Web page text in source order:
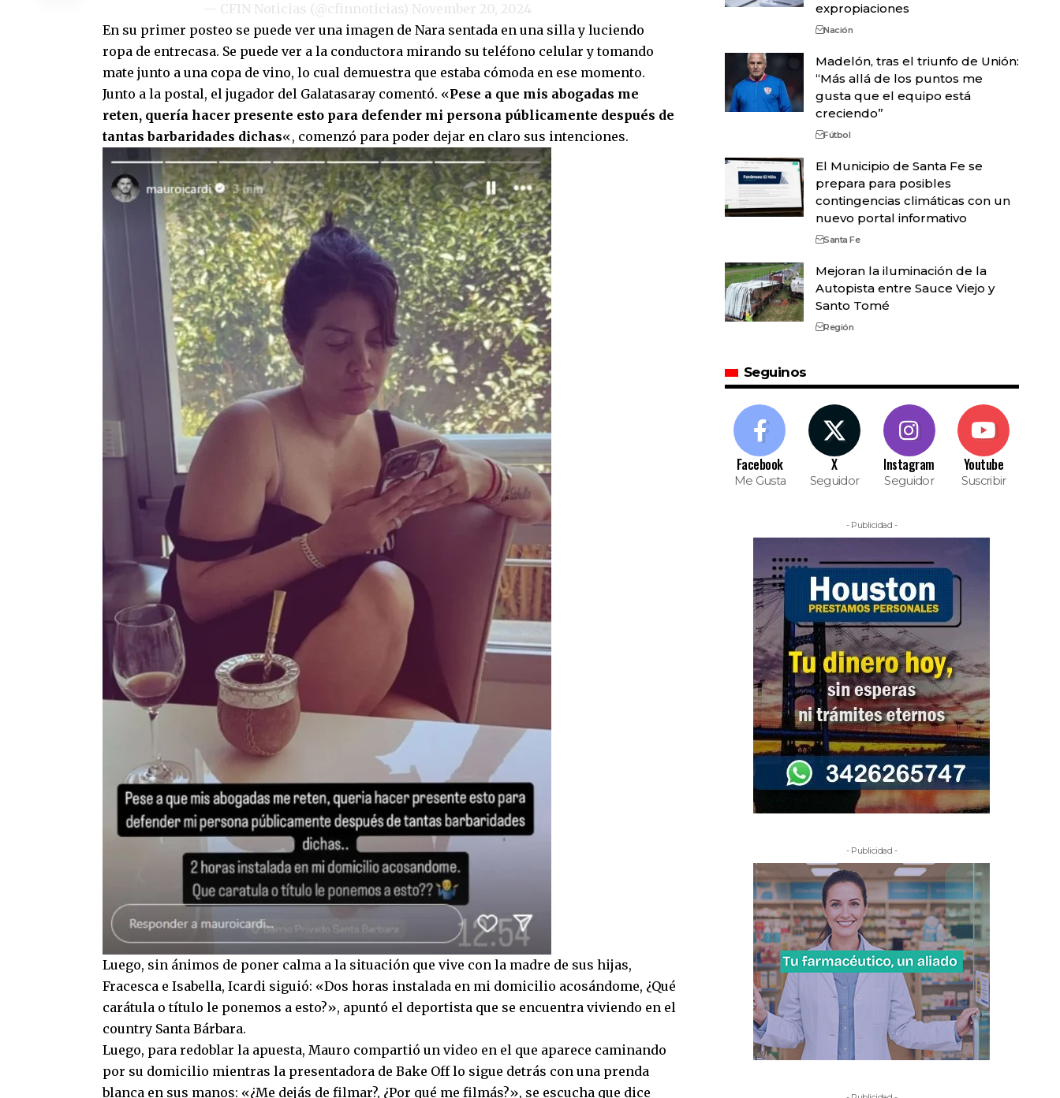
— CFIN Noticias (@cfinnoticias) November 20, 2024
En su primer posteo se puede ver una imagen de Nara sentada en una silla y luciendo
ropa de entrecasa. Se puede ver a la conductora mirando su teléfono celular y tomando
mate junto a una copa de vino, lo cual demuestra que estaba cómoda en ese momento.
Junto a la postal, el jugador del Galatasaray comentó. «Pese a que mis abogadas me
reten, quería hacer presente esto para defender mi persona públicamente después de
tantas barbaridades dichas«, comenzó para poder dejar en claro sus intenciones.
Luego, sin ánimos de poner calma a la situación que vive con la madre de sus hijas,
Fracesca e Isabella, Icardi siguió: «Dos horas instalada en mi domicilio acosándome, ¿Qué
carátula o título le ponemos a esto?», apuntó el deportista que se encuentra viviendo en el
country Santa Bárbara.
Luego, para redoblar la apuesta, Mauro compartió un video en el que aparece caminando
por su domicilio mientras la presentadora de Bake Off lo sigue detrás con una prenda
blanca en sus manos: «¿Me dejás de filmar?, ¿Por qué me filmás?», se escucha que dice
expropiaciones
Nación
Madelón, tras el triunfo de Unión:
“Más allá de los puntos me
gusta que el equipo está
creciendo”
Fútbol
El Municipio de Santa Fe se
prepara para posibles
contingencias climáticas con un
nuevo portal informativo
Santa Fe
Mejoran la iluminación de la
Autopista entre Sauce Viejo y
Santo Tomé
Región
Seguinos
Facebook
Me Gusta
X
Seguidor
Instagram
Seguidor
Youtube
Suscribir
- Publicidad -
- Publicidad -